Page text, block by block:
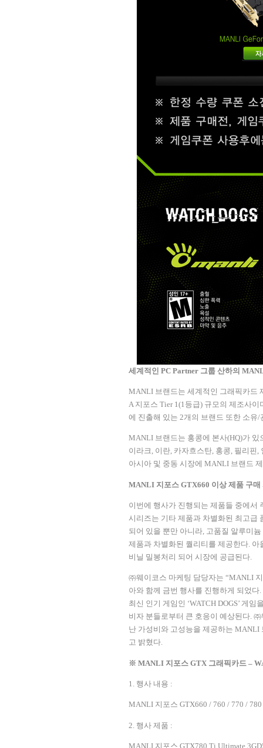
세계적인 PC Partner 그룹 산하의
MANLI 브랜드는 세계적인 그래픽카드
A 지포스 Tier 1(1 등급) 규모의 제조사이
에 진출해 있는 2개의 브랜드 또한 소유/
MANLI 브랜드는 홍콩에 본사(HQ)가 있
이라크, 이란, 카자흐스탄, 홍콩, 필리핀 ,
아시아 및 중동 시장에 MANLI 브랜드
MANLI 지포스 GTX660 이상 제품 구매
이번에 행사가 진행되는 제품들 중에서
시리즈는 기타 제품과 차별화된 최고급
되어 있을 뿐만 아니라 고품질 알루미
제품과 차별화된 퀄리티를 제공한다 아
비닐 밀봉처리 되어 시장에 공급된다
㈜웨이코스 마케팅 담당자는 “MANLI
아와 함께 금번 행사를 진행하게 되었다
최신 인기 게임인 ‘WATCH DOGS’ 게임
비자 분들로부터 큰 호응이 예상된다. ㈜
난 가성비와 고성능을 제공하는 MANLI
고 밝혔다.
※ MANLI 지포스 GTX 그래픽카드 –
1. 행사 내용 :
MANLI 지포스 GTX660 / 760 / 770 /
2. 행사 제품 :
MANLI 지포스 GTX780 Ti Ultimate